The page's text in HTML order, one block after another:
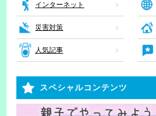
インターネット
災害対策
人気記事
スペシャルコンテンツ